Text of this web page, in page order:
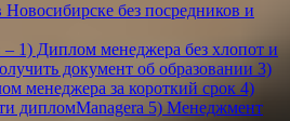
без посредников и
– 1) Диплом менеджера без хлопот и
документ об образовании 3)
менеджера за короткий срок 4)
дипломManagera 5) Менеджмент